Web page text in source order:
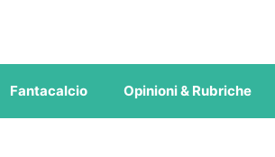
Fantacalcio Opinioni & Rubriche